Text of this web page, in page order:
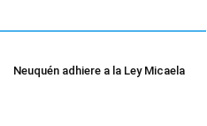
Neuquén adhiere a la Ley Micaela